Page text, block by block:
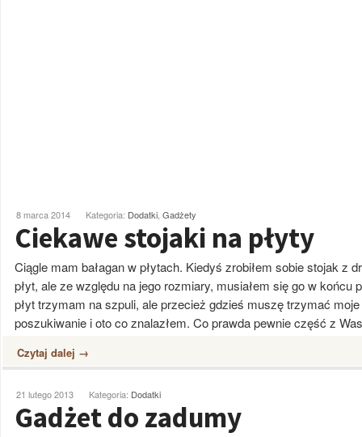
8 marca 2014 Kategoria: Dodatki Gadżety
Ciekawe stojaki na płyty
Ciągle mam bałagan w płytach. Kiedyś zrobiłem sobie stojak z
płyt, ale ze względu na jego rozmiary, musiałem się go w
płyt trzymam na szpuli, ale przecież gdzieś muszę trzymać
poszukiwanie i oto co znalazłem. Co prawda pewnie część z
Czytaj dalej →
21 lutego 2013 Kategoria: Dodatki
Gadżet do zadumy